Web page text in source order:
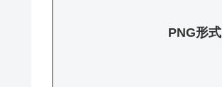
PNG形式